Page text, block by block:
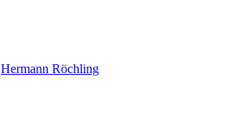
Hermann Röchling